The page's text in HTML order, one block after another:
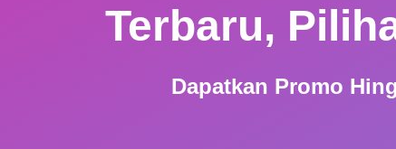
Terbaru,
Dapatkan Promo